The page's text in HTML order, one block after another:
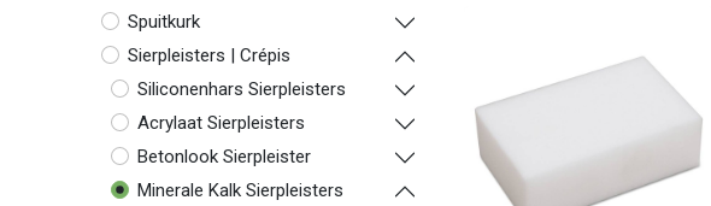
Spuitkurk
Sierpleisters | Crépis
Siliconenhars Sierpleisters
Acrylaat Sierpleisters
Betonlook Sierpleister
Minerale Kalk Sierpleisters